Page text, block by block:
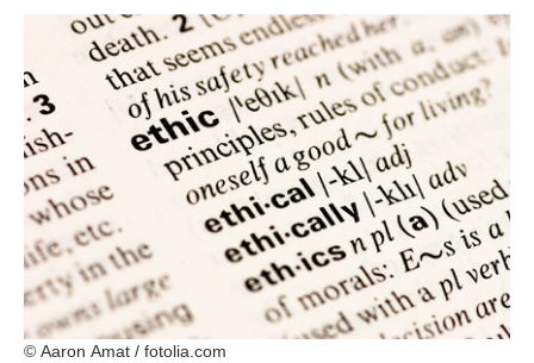
© Aaron Amat / fotolia.com